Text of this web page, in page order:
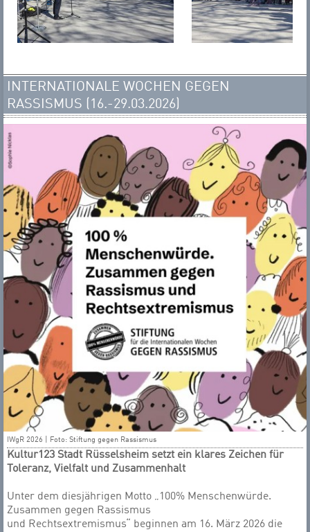
INTERNATIONALE WOCHEN GEGEN
RASSISMUS (16.-29.03.2026)
IWgR 2026 | Foto: Stiftung gegen Rassismus
Kultur123 Stadt Rüsselsheim setzt ein klares Zeichen für
Toleranz, Vielfalt und Zusammenhalt
Unter dem diesjährigen Motto „100% Menschenwürde.
Zusammen gegen Rassismus
und Rechtsextremismus“ beginnen am 16. März 2026 die